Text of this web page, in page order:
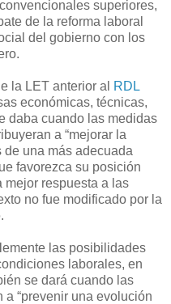
superiores,
de la reforma laboral
del gobierno con los
la LET anterior al
RDL
económicas, técnicas,
daba cuando las medidas
a “mejorar la
una más adecuada
favorezca su posición
mejor respuesta a las
no fue modificado por la
las posibilidades
laborales, en
se dará cuando las
“prevenir una evolución